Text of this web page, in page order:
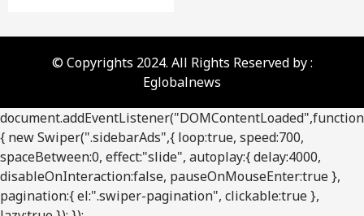
© Copyrights 2024. All Rights Reserved by :
Eglobalnews
{ new Swiper(".sidebarAds",{ loop:true, speed:700,
spaceBetween:0, effect:"slide", autoplay:{ delay:4000,
disableOnInteraction:false, pauseOnMouseEnter:true },
pagination:{ el:".swiper-pagination", clickable:true },